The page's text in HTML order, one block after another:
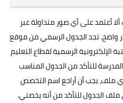
أعتمد على أي صور متداولة عبر
واضح. تجد الجدول الرسمي من موقع
الإلكترونية الرسمية لقطاع التعليم
للتأكد من الجدول المناسب
ملف، يجب أن أراجع اسم التخصص
ملف الجدول للتأكد من أنه يخصني.